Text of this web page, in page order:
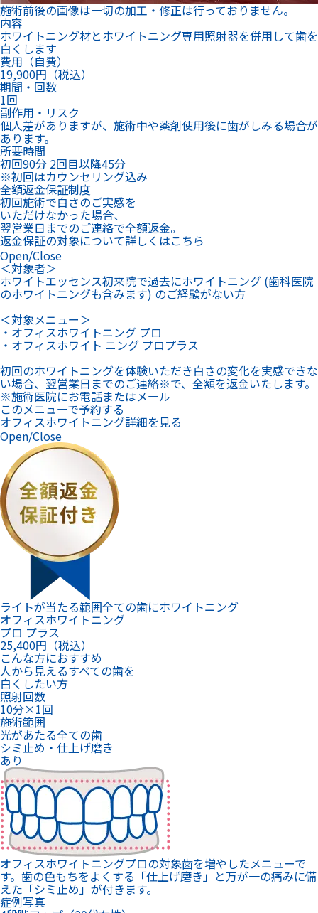
施術前後の画像は一切の加工・修正は行っておりません。
内容
ホワイトニング材とホワイトニング専用照射器を併用して歯を
白くします
費用（自費）
19,900円（税込）
期間・回数
1回
副作用・リスク
個人差がありますが、施術中や薬剤使用後に歯がしみる場合が
あります。
所要時間
初回90分 2回目以降45分
※初回はカウンセリング込み
全額返金保証制度
初回施術で白さのご実感を
いただけなかった場合、
翌営業日までのご連絡で全額返金。
返金保証の対象について詳しくはこちら
Open/Close
＜対象者＞
ホワイトエッセンス初来院で過去にホワイトニング (歯科医院
のホワイトニングも含みます) のご経験がない方
＜対象メニュー＞
・オフィスホワイトニング プロ
・オフィスホワイト ニング プロプラス
初回のホワイトニングを体験いただき白さの変化を実感できな
い場合、翌営業日までのご連絡※で、全額を返金いたします。
※施術医院にお電話またはメール
このメニューで予約する
オフィスホワイトニング詳細を見る
Open/Close
ライトが当たる範囲全ての歯にホワイトニング
オフィスホワイトニング
プロ プラス
25,400円（税込）
こんな方におすすめ
人から見えるすべての歯を
白くしたい方
照射回数
10分×1回
施術範囲
光があたる全ての歯
シミ止め・仕上げ磨き
あり
オフィスホワイトニングプロの対象歯を増やしたメニューで
す。歯の色もちをよくする「仕上げ磨き」と万が一の痛みに備
えた「シミ止め」が付きます。
症例写真